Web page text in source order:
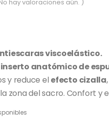
hay valoraciones aún. )
viscoelástico.
inserto anatómico de
y reduce el efecto cizalla
zona del sacro. Confort y